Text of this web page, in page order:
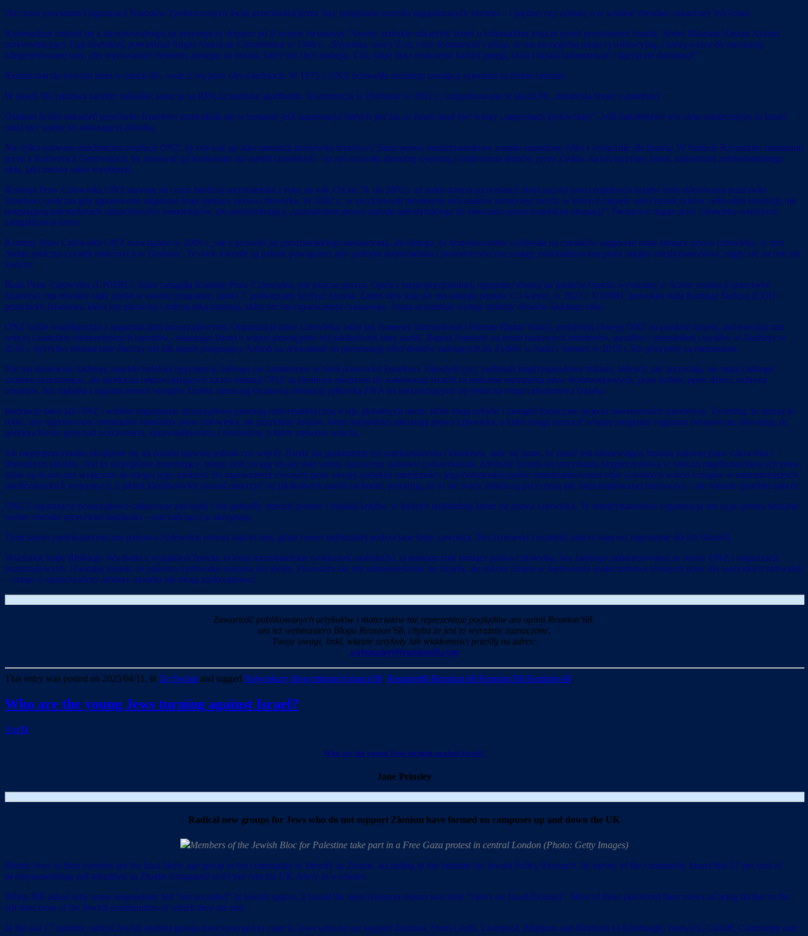
Od czasu powstania Organizacji Narodów Zjednoczonych świat przechodził przez fazy potępiania szeroko nagłośnionych zbrodni – i prędzej czy później o te właśnie zbrodnie oskarżany był Izrael.
Kolonializm zmienił się z akceptowalnego na przestępczy dopiero po II wojnie światowej. Narody arabskie oskarżyły Izrael o kolonializm jeszcze przed powstaniem Izraela. Abdul Rahman Hassan Azzam,
przewodniczący Ligi Arabskiej, powiedział Anglo American Commission w 1946 r.: „Syjonista, nowy Żyd, chce dominować i udaje, że ma szczególną misję cywilizacyjną, z którą wraca do zacofanej,
zdegenerowanej rasy, aby wprowadzić elementy postępu na obszar, który nie chce postępu. Cóż, takie było roszczenie każdej potęgi, która chciała kolonizować i dążyła do dominacji”.
Rasizm stał się nowym złem w latach 60., wraz z erą praw obywatelskich. W 1975 r. ONZ uchwaliła rezolucję uznającą syjonizm za formę rasizmu.
W latach 80. państwa zaczęły nakładać sankcje na RPA za politykę apartheidu. Konferencja w Durbanie w 2001 r., zorganizowana w latach 90., oskarżyła Izrael o apartheid
Ostatnio liczba oskarżeń przeciwko Izraelowi przerodziła się w tsunami: jeśli supremacja białych jest zła, to Izrael musi być winny „supremacji żydowskiej”. Jeśli ludobójstwo jest złem ostatecznym, to Izrael
musi być winny tej odrażającej zbrodni.
Nie tylko porwano mechanizm rezolucji ONZ, by używać go jako amunicji przeciwko Izraelowi. Samo prawo międzynarodowe zostało zmienione tylko i wyłącznie dla Izraela. W Statucie Rzymskim zmieniono
język z Konwencji Genewskich, by stosować go konkretnie do osiedli izraelskich – to zaś uczyniło zbrodnię wojenną z budowania domów przez Żydów na ich ojczystej ziemi, najbardziej antykolonialnego
aktu, jaki można sobie wyobrazić.
Komisja Praw Człowieka ONZ stawała się coraz bardziej antyizraelska z roku na rok. Od lat 70. do 2002 r. aż jedna trzecia jej rezolucji dotyczących poszczególnych krajów była skierowana przeciwko
Izraelowi, podczas gdy ignorowano najgorsze kraje łamiące prawa człowieka. W 2002 r., w szczytowym momencie serii ataków terrorystycznych, w których zginęły setki Izraelczyków, uchwaliła rezolucję nie
potępiającą palestyńskich zamachowców-samobójców, ale potwierdzającą „uzasadnione prawo narodu palestyńskiego do stawiania oporu izraelskiej okupacji”. Światowy organ praw człowieka właściwie
zalegalizował terror.
Komisję Praw Człowieka ONZ rozwiązano w 2006 r., nie z powodu jej antyizraelskiego nastawienia, ale dlatego, że konsekwentnie wybierała na członków najgorsze kraje łamiące prawa człowieka, w tym
Sudan podczas czystek etnicznych w Darfurze. Te dwie kwestie są jednak powiązane: gdy polityka antyizraelska i proterrorystyczna zostaje znormalizowana przez organy międzynarodowe, nigdy się na tym nie
kończy.
Rada Praw Człowieka (UNHRC), która zastąpiła Komisję Praw Człowieka, jest jeszcze gorsza. Oprócz nieproporcjonalnej, ogromnej obsesji na punkcie Izraela, wyrażanej w liczbie rezolucji przeciwko
Izraelowi, ma również stały punkt w swoim programie, punkt 7, poświęcony krytyce Izraela. Żaden inny kraj nie ma takiego punktu. Co więcej, w 2021 r. UNHRC powołała stałą Komisję Śledczą (COI)
przeciwko Izraelowi, która jest pierwszą i jedyną taką komisją, która nie ma ograniczenia czasowego. Sama ta komisja wydaje miliony dolarów każdego roku.
ONZ ściśle współpracuje z organizacjami pozarządowymi. Organizacje praw człowieka, takie jak Amnesty International i Human Rights Watch, podzielają obsesję ONZ na punkcie Izraela, poświęcając mu
więcej i znacznie obszerniejszych raportów, oskarżając Izrael o więcej przestępstw niż jakikolwiek inny naród. Raport Amnesty na temat masowych morderstw, gwałtów i przesiedleń cywilów w Darfurze w
2016 r. był tylko nieznacznie dłuższy niż ich raport potępiający Airbnb za zezwalanie na prezentację ofert domów należących do Żydów w Judei i Samarii w 2019 r. Ich priorytety są niemoralne.
Nie ma dosłownie żadnego aspektu ludzkiej egzystencji, którego nie zamieniono w broń przeciwko Izraelowi. Palestyńczycy podpisali międzynarodowe traktaty, których, jak przyznają, nie mają żadnego
zamiaru przestrzegać, ale spotkania odpowiadających za nie komisji ONZ są idealnym miejscem do atakowania Izraela za rzekome naruszenia praw środowiskowych, praw kobiet, praw dzieci, ochrony
oceanów. Ich żądania i żądania innych wrogów Izraela zmuszają światową federację piłkarską FIFA do niekończących się debat na temat członkostwa Izraela.
Instytucje takie jak ONZ i wielkie organizacje pozarządowe promują uniwersalistyczną wizję globalnych norm, które mają uchylić i zastąpić tradycyjne pojęcia suwerenności narodowej. Twierdzą, że muszą to
robić, aby egzekwować minimalne standardy praw człowieka, ale przykłady krajów, które najbardziej naruszają prawa człowieka, a które mogą narzucić własne programy organom światowym, dowodzą, że
polityka bierze górę nad uczciwością, sprawiedliwością i równością, o które rzekomo walczą.
Ich nieproporcjonalne skupienie się na Izraelu ujawnia jednak coś więcej. Kiedy już pominiemy ich zniekształcenia i kłamstwa, staje się jasne, że Izrael jest olśniewającą historią sukcesu praw człowieka i
liberalnych ideałów. Jest to szczególnie imponujące, biorąc pod uwagę trwały stan wojny narzucony państwu żydowskiemu. Zdolność Izraela do utrzymania bezpieczeństwa w obliczu międzynarodowych praw,
które są stosowane wyłącznie do niego; jego zdolność do zapewnienia równych praw swojej arabskiej mniejszości, jego bohaterskie próby zminimalizowania ofiar cywilnych wśród wrogów w najtrudniejszych
okolicznościach wojennych, z jakimi kiedykolwiek musiał zmierzyć się jakikolwiek naród zachodni, pokazują, że to nie wady Izraela są przyczyną tak niepohamowanej nienawiści – ale właśnie izraelski sukces.
ONZ i organizacje pozarządowe całkowicie zawiodły i nie potrafiły zmienić postaw i działań krajów, w których najbardziej łamie się prawa człowieka. Te międzynarodowe organizacje nie są po prostu bezsilne
wobec zbrodni przeciwko ludzkości – one milcząco je akceptują.
Tymczasem partykularystyczne państwo żydowskie odnosi sukces tam, gdzie nawet najbardziej podziwiane kraje zawodzą. Ten żydowski i izraelski sukces stanowi zagrożenie dla ich filozofii.
Wszystkie kraje Bliskiego Wschodu z wyjątkiem Izraela, to kraje muzułmańskie (większość arabskich), systematycznie łamiące prawa człowieka, bez żadnego zainteresowania ze strony ONZ i organizacji
pozarządowych. Uważają jednak, że państwo żydowskie narusza ich ideały. Powodem nie jest samookreślenie się Izraela, ale sukces Izraela w budowaniu społeczeństwa równych praw dla wszystkich obywateli
– czego ci samozwańczy arbitrzy moralni nie mogą zaakceptować.
Zawartość publikowanych artykułów i materiałów nie reprezentuje poglądów ani opinii Reunion’68,
ani też webmastera Blogu Reunion’68, chyba ze jest to wyraźnie zaznaczone.
Twoje uwagi, linki, własne artykuły lub wiadomości prześlij na adres:
webmaster@reunion68.com
This entry was posted on 2025/04/11, in Ze Swiata and tagged Najwiekszy blog emigracji marca'68, Reunion68 Reunion 68 Reunion’68 Reunion-68.
Who are the young Jews turning against Israel?
Apr11
Who are the young Jews turning against Israel?
Jane Prinsley
Radical new groups for Jews who do not support Zionism have formed on campuses up and down the UK
Members of the Jewish Bloc for Palestine take part in a Free Gaza protest in central London (Photo: Getty Images)
British Jews in their twenties are the least likely age group in the community to identify as Zionist, according to the Institute for Jewish Policy Research. Its survey of the community found that 57 per cent of
twentysomethings self-identified as Zionist (compared to 63 per cent for UK Jewry as a whole).
When JPR asked why some respondents felt “not accepted” in Jewish spaces, it found the most common reason was their “views on Israel/Zionism”. Most of these perceived their views as being further to the
left than most of the Jewish communities of which they are part.
In the last 17 months, radical Jewish student groups have emerged to cater to Jews who do not support Zionism. From Leeds, Liverpool, Brighton and Birkbeck to Edinburgh, Warwick, Cardiff, Cambridge and